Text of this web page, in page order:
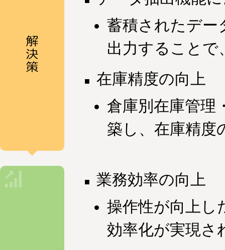
蓄積されたデー
出力することで
在庫精度の向上
倉庫別在庫管理
築し、在庫精度
業務効率の向上
操作性が向上し
効率化が実現さ